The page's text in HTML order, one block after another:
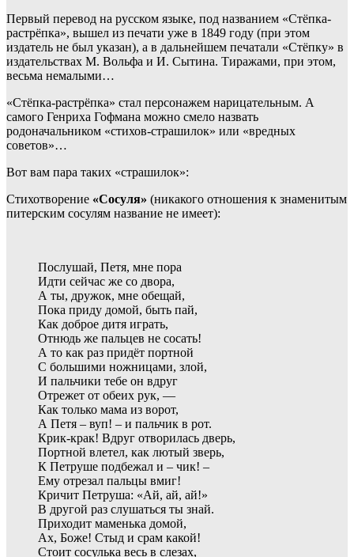
Первый перевод на русском языке, под названием «Стёпка-
растрёпка», вышел из печати уже в 1849 году (при этом
издатель не был указан), а в дальнейшем печатали «Стёпку» в
издательствах М. Вольфа и И. Сытина. Тиражами, при этом,
весьма немалыми…
«Стёпка-растрёпка» стал персонажем нарицательным. А
самого Генриха Гофмана можно смело назвать
родоначальником «стихов-страшилок» или «вредных
советов»…
Вот вам пара таких «страшилок»:
Стихотворение «Сосуля» (никакого отношения к знаменитым
питерским сосулям название не имеет):
Послушай, Петя, мне пора
Идти сейчас же со двора,
А ты, дружок, мне обещай,
Пока приду домой, быть пай,
Как доброе дитя играть,
Отнюдь же пальцев не сосать!
А то как раз придёт портной
С большими ножницами, злой,
И пальчики тебе он вдруг
Отрежет от обеих рук, —
Как только мама из ворот,
А Петя – вуп! – и пальчик в рот.
Крик-крак! Вдруг отворилась дверь,
Портной влетел, как лютый зверь,
К Петруше подбежал и – чик! –
Ему отрезал пальцы вмиг!
Кричит Петруша: «Ай, ай, ай!»
В другой раз слушаться ты знай.
Приходит маменька домой,
Ах, Боже! Стыд и срам какой!
Стоит сосулька весь в слезах,